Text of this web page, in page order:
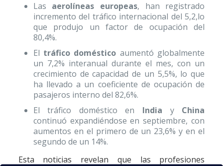
Las aerolíneas europeas, han registrado
incremento del tráfico internacional del 5,2,lo
que produjo un factor de ocupación del
80,4%.
El tráfico doméstico aumentó globalmente
un 7,2% interanual durante el mes, con un
crecimiento de capacidad de un 5,5%, lo que
ha llevado a un coeficiente de ocupación de
pasajeros interno del 82,6%.
El tráfico doméstico en India y China
continuó expandiéndose en septiembre, con
aumentos en el primero de un 23,6% y en el
segundo de un 14%.
Esta noticias revelan que las profesiones